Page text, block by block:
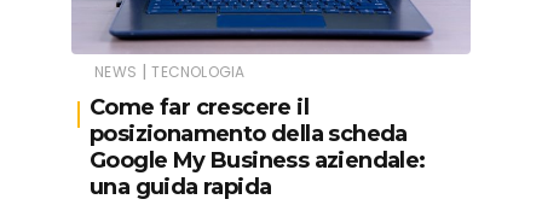
NEWS | TECNOLOGIA
Come far crescere il
posizionamento della scheda
Google My Business aziendale:
una guida rapida